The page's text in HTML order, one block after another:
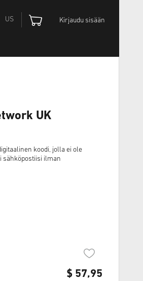
US Kirjaudu sisään
UK
digitaalinen koodi, jolla ei ole
sähköpostiisi ilman
$ 57,95